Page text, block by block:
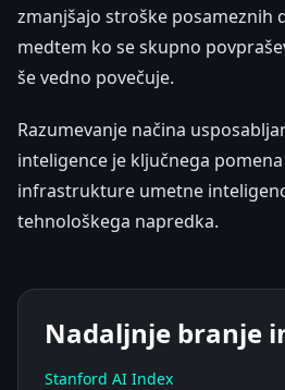
zmanjšajo stroške posameznih
medtem ko se skupno
še vedno povečuje.
Razumevanje načina
inteligence je ključnega
infrastrukture umetne
tehnološkega napredka.
Nadaljnje branje
Stanford AI Index